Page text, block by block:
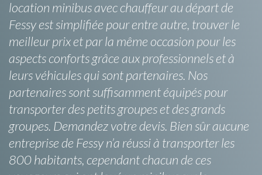
location minibus avec chauffeur au départ de
Fessy est simplifiée pour entre autre, trouver le
meilleur prix et par la même occasion pour les
aspects conforts grâce aux professionnels et à
leurs véhicules qui sont partenaires. Nos
partenaires sont suffisamment équipés pour
transporter des petits groupes et des grands
groupes. Demandez votre devis. Bien sûr aucune
entreprise de Fessy n’a réussi à transporter les
800 habitants, cependant chacun de ces